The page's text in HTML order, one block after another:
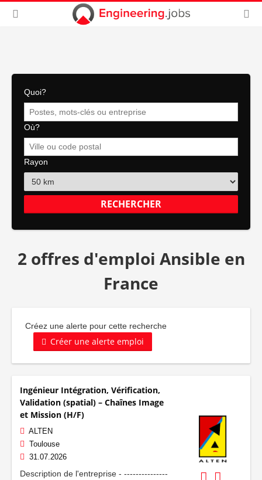
Quoi?
Où?
Rayon
2 offres d'emploi Ansible en
France
Créez une alerte pour cette recherche
Créer une alerte emploi
Ingénieur Intégration, Vérification,
Validation (spatial) – Chaînes Image
et Mission (H/F)
ALTEN
Toulouse
31.07.2026
Description de l'entreprise - ---------------